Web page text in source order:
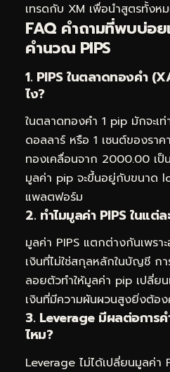
เทรดกับ XM เพื่อนำสูตรทั้งห
FAQ คำถามที่พบบ่อย
คำนวณ PIPS
1. PIPS ในตลาดทองคำ
ไง?
ในตลาดทองคำ 1 pip มักจะเ
ดอลลาร์ หรือ 1 เซนต์ของรา
ทองเคลื่อนจาก 2000.00 เ
มูลค่า pip จะขึ้นอยู่กับขนาด
แพลตฟอร์ม
2. ทำไมมูลค่า PIPS ในแต่
มูลค่า PIPS แตกต่างกันเพร
เงินที่ไม่ใช่สกุลหลักในบัญชี ก
ลอยตัวทำให้มูลค่า pip เปลี่ย
เงินที่มีความผันผวนสูงยิ่งต้อ
3. Leverage มีผลต่อการ
ไหม?
Leverage ไม่ได้เปลี่ยนมูลค่า